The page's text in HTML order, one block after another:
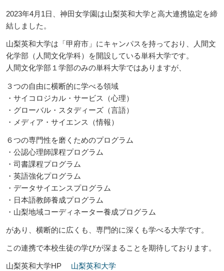
2023年4月1日、神田女学園は山梨英和大学と高大連携協定を締
結しました。
山梨英和大学は「甲府市」にキャンパスを持っており、人間文
化学部（人間文化学科）を開設している単科大学です。
人間文化学部１学部のみの単科大学ではありますが、
３つの自由に横断的に学べる領域
・サイコロジカル・サービス（心理）
・グローバル・スタディーズ（言語）
・メディア・サイエンス（情報）
６つの専門性を磨くためのプログラム
・公認心理師課程プログラム
・司書課程プログラム
・英語強化プログラム
・データサイエンスプログラム
・日本語教師養成プログラム
・山梨地域コーディネーター養成プログラム
があり、横断的に広くも、専門的に深くも学べる大学です。
この連携で本校生徒の学びが深まることを期待しております。
山梨英和大学HP 山梨英和大学